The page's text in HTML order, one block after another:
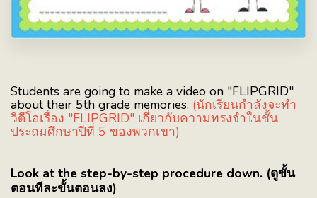
Students are going to make a video on "FLIPGRID"
about their 5th grade memories. (นักเรียนกำลังจะทำ
วิดีโอเรื่อง "FLIPGRID" เกี่ยวกับความทรงจำในชั้น
ประถมศึกษาปีที่ 5 ของพวกเขา)
Look at the step-by-step procedure down. (ดูขั้น
ตอนทีละขั้นตอนลง)